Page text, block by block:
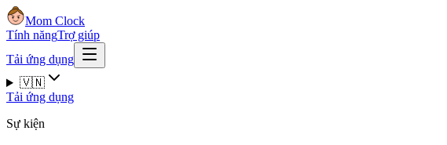
Mom Clock
Tính năngTrợ giúp
Tải ứng dụng
🇻🇳
Tải ứng dụng
Sự kiện